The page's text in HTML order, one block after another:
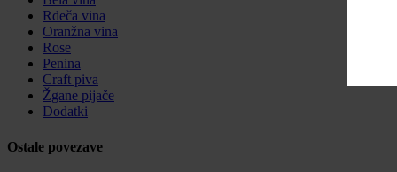
Rdeča vina
Oranžna vina
Rose
Penina
Craft piva
Žgane pijače
Dodatki
Ostale povezave